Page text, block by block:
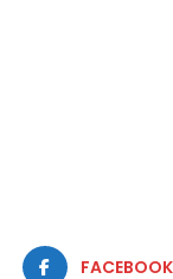
FACEBOOK